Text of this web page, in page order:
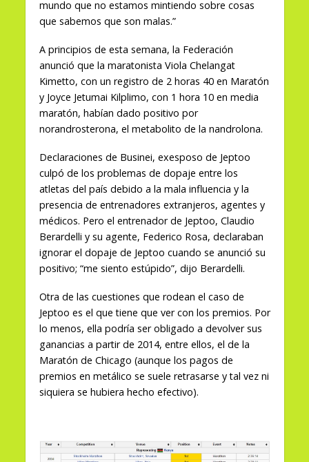
mundo que no estamos mintiendo sobre cosas
que sabemos que son malas.”
A principios de esta semana, la Federación
anunció que la maratonista Viola Chelangat
Kimetto, con un registro de 2 horas 40 en Maratón
y Joyce Jetumai Kilplimo, con 1 hora 10 en media
maratón, habían dado positivo por
norandrosterona, el metabolito de la nandrolona.
Declaraciones de Businei, exesposo de Jeptoo
culpó de los problemas de dopaje entre los
atletas del país debido a la mala influencia y la
presencia de entrenadores extranjeros, agentes y
médicos. Pero el entrenador de Jeptoo, Claudio
Berardelli y su agente, Federico Rosa, declaraban
ignorar el dopaje de Jeptoo cuando se anunció su
positivo; “me siento estúpido”, dijo Berardelli.
Otra de las cuestiones que rodean el caso de
Jeptoo es el que tiene que ver con los premios. Por
lo menos, ella podría ser obligado a devolver sus
ganancias a partir de 2014, entre ellos, el de la
Maratón de Chicago (aunque los pagos de
premios en metálico se suele retrasarse y tal vez ni
siquiera se hubiera hecho efectivo).